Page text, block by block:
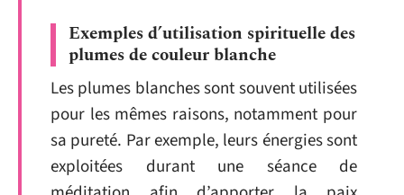
Exemples d’utilisation spirituelle des
plumes de couleur blanche
Les plumes blanches sont souvent utilisées
pour les mêmes raisons, notamment pour
sa pureté. Par exemple, leurs énergies sont
exploitées durant une séance de